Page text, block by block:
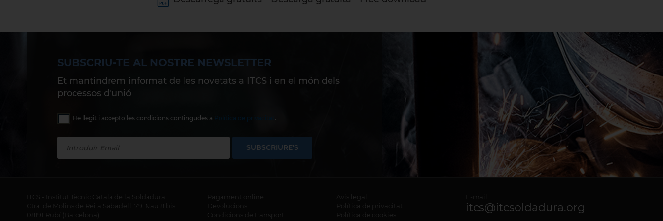
SUBSCRIU-TE AL NOSTRE NEWSLETTER
Et mantindrem informat de les novetats a ITCS i en el món dels
processos d'unió
He llegit i accepto les condicions contingudes a Política de privacitat .
SUBSCRIURE'S
ITCS - Institut Tècnic Català de la Soldadura
Ctra. de Molins de Rei a Sabadell, 79, Nau 8 bis
08191 Rubí (Barcelona)
Pagament online
Devolucions
Condicions de transport
Avís legal
Política de privacitat
Política de cookies
E-mail:
itcs@itcsoldadura.org